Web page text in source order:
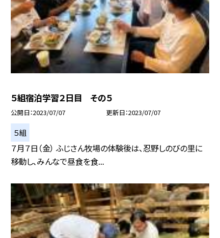
５組宿泊学習２日目 その５
公開日 2023/07/07 更新日 2023/07/07
５組
７月７日（金） ふじさん牧場の体験後は、忍野しのびの里に
移動し、みんなで昼食を食...